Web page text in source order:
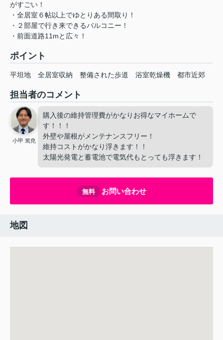
がすごい！
・全居室６帖以上でゆとりある間取り！
・２部屋で行き来できるバルコニー！
・前面道路11mと広々！
ポイント
平坦地 全居室収納 整備された歩道 浴室乾燥機 都市近郊
担当者のコメント
小甲 篤尭
購入後の維持管理費がかなりお得なマイホームで
す！！！
外壁や屋根がメンテナンスフリー！
維持コストがかなり浮きます！！
太陽光発電と蓄電池で電気代もとっても浮きます！
無料 お問い合わせ
地図